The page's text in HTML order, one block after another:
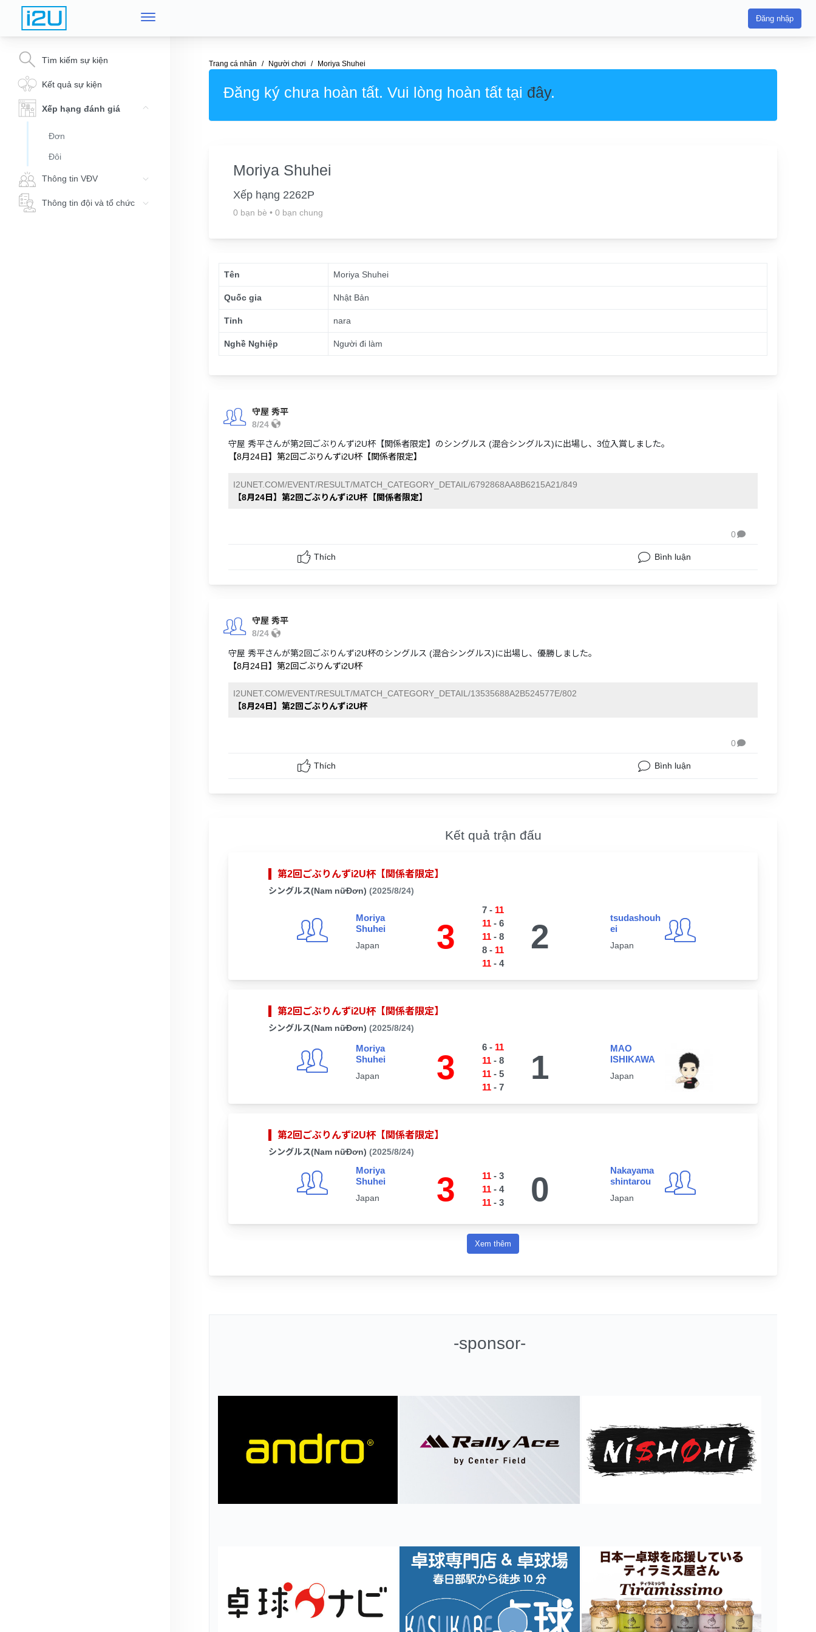
Đăng nhập
Tìm kiếm sự kiện
Kết quả sự kiện
Xếp hạng đánh giá
Đơn
Đôi
Thông tin VĐV
Thông tin đội và tổ chức
Trang cá nhân Người chơi Moriya Shuhei
Đăng ký chưa hoàn tất. Vui lòng hoàn tất tại đây.
Moriya Shuhei
Xếp hạng 2262P
0 bạn bè • 0 bạn chung
Tên Moriya Shuhei
Quốc gia Nhật Bản
Tỉnh nara
Nghề Nghiệp Người đi làm
守屋 秀平
8/24
守屋 秀平さんが第2回ごぶりんずi2U杯【関係者限定】のシングルス (混合シングルス)に出場し、3位入賞しました。
【8月24日】第2回ごぶりんずi2U杯【関係者限定】
I2UNET.COM/EVENT/RESULT/MATCH_CATEGORY_DETAIL/6792868AA8B6215A21/849
【8月24日】第2回ごぶりんずi2U杯【関係者限定】
0
Thích Bình luận
守屋 秀平
8/24
守屋 秀平さんが第2回ごぶりんずi2U杯のシングルス (混合シングルス)に出場し、優勝しました。
【8月24日】第2回ごぶりんずi2U杯
I2UNET.COM/EVENT/RESULT/MATCH_CATEGORY_DETAIL/13535688A2B524577E/802
【8月24日】第2回ごぶりんずi2U杯
0
Thích Bình luận
Kết quả trận đấu
第2回ごぶりんずi2U杯【関係者限定】
シングルス(Nam nữĐơn) (2025/8/24)
Moriya
Shuhei
Japan 3
7- 11
11- 6
11- 8
8- 11
11- 4
2
tsudashouh
ei
Japan
第2回ごぶりんずi2U杯【関係者限定】
シングルス(Nam nữĐơn) (2025/8/24)
Moriya
Shuhei
Japan 3
6- 11
11- 8
11- 5
11- 7
1
MAO
ISHIKAWA
Japan
第2回ごぶりんずi2U杯【関係者限定】
シングルス(Nam nữĐơn) (2025/8/24)
Moriya
Shuhei
Japan 3 11- 3
11- 4
11- 3 0
Nakayama
shintarou
Japan
Xem thêm
-sponsor-